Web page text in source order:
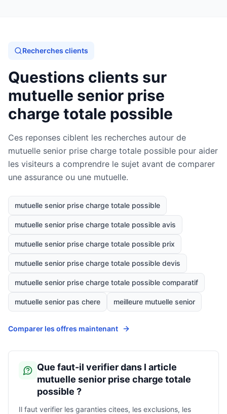
Recherches clients
Questions clients sur
mutuelle senior prise
charge totale possible
Ces reponses ciblent les recherches autour de
mutuelle senior prise charge totale possible pour aider
les visiteurs a comprendre le sujet avant de comparer
une assurance ou une mutuelle.
mutuelle senior prise charge totale possible
mutuelle senior prise charge totale possible avis
mutuelle senior prise charge totale possible prix
mutuelle senior prise charge totale possible devis
mutuelle senior prise charge totale possible comparatif
mutuelle senior pas chere meilleure mutuelle senior
Comparer les offres maintenant
Que faut-il verifier dans l article
mutuelle senior prise charge totale
possible ?
Il faut verifier les garanties citees, les exclusions, les